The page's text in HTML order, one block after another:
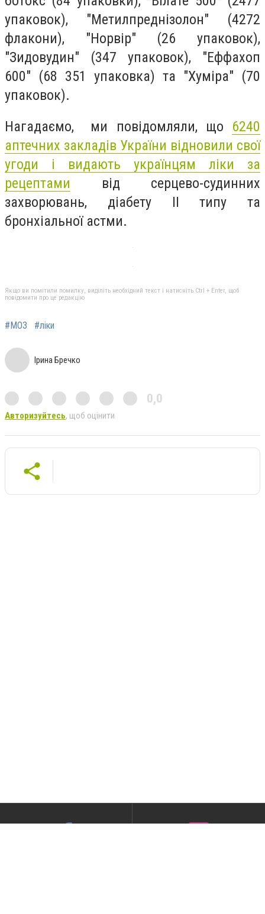
упаковок), "Метилпреднізолон" (4272
флакони), "Норвір" (26 упаковок),
"Зидовудин" (347 упаковок), "Еффахоп
600" (68 351 упаковка) та "Хуміра" (70
упаковок).
Нагадаємо, ми повідомляли, що 6240
аптечних закладів України відновили свої
угоди і видають українцям ліки за
рецептами від серцево-судинних
захворювань, діабету ІІ типу та
бронхіальної астми.
Якщо ви помітили помилку, виділіть необхідний текст і натисніть Ctrl + Enter, щоб
повідомити про це редакцію
#МОЗ #ліки
Ірина Бречко
0,0
Авторизуйтесь, щоб оцінити